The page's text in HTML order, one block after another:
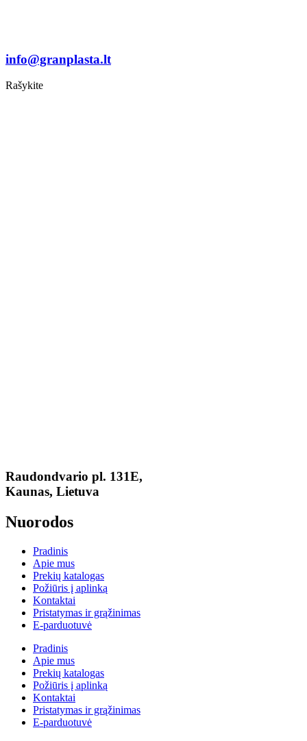
info@granplasta.lt
Rašykite
Raudondvario pl. 131E,
Kaunas, Lietuva
Nuorodos
Pradinis
Apie mus
Prekių katalogas
Požiūris į aplinką
Kontaktai
Pristatymas ir grąžinimas
E-parduotuvė
Pradinis
Apie mus
Prekių katalogas
Požiūris į aplinką
Kontaktai
Pristatymas ir grąžinimas
E-parduotuvė